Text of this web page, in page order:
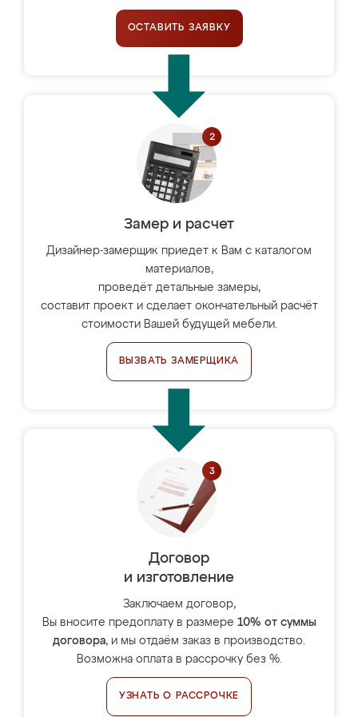
ОСТАВИТЬ ЗАЯВКУ
Замер и расчет
Дизайнер-замерщик приедет к Вам с каталогом
материалов,
проведёт детальные замеры,
составит проект и сделает окончательный расчёт
стоимости Вашей будущей мебели.
ВЫЗВАТЬ ЗАМЕРЩИКА
Договор
и изготовление
Заключаем договор,
Вы вносите предоплату в размере 10% от суммы
договора, и мы отдаём заказ в производство.
Возможна оплата в рассрочку без %.
УЗНАТЬ О РАССРОЧКЕ